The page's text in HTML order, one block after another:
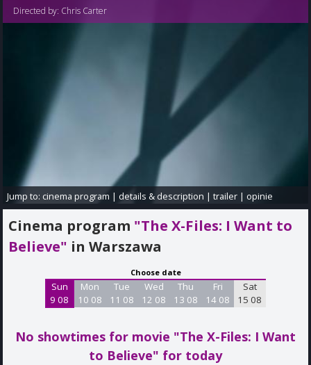
Directed by: Chris Carter
Jump to:cinema program |details & description |trailer |opinie
Cinema program "The X-Files: I Want to
Believe" in Warszawa
Choose date
Sun
9 08
Mon
10 08
Tue
11 08
Wed
12 08
Thu
13 08
Fri
14 08
Sat
15 08
No showtimes for movie "The X-Files: I Want
to Believe" for today